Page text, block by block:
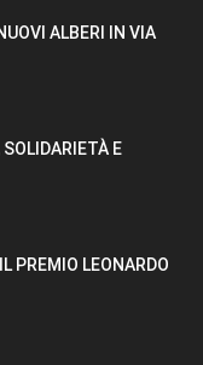
ALBERI IN VIA
E
PREMIO LEONARDO